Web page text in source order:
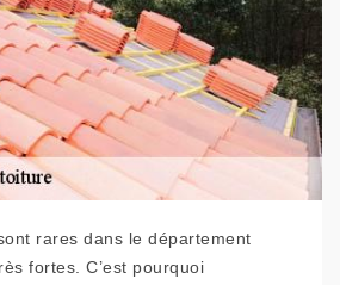
rares dans le département
fortes. C’est pourquoi